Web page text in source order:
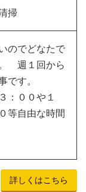
掃
のでどなたで
週１回から
です。
：００や１
等自由な時間
詳しくはこちら